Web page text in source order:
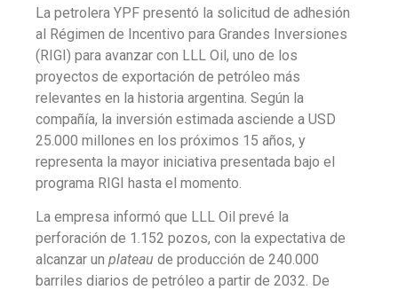
La petrolera YPF presentó la solicitud de adhesión
al Régimen de Incentivo para Grandes Inversiones
(RIGI) para avanzar con LLL Oil, uno de los
proyectos de exportación de petróleo más
relevantes en la historia argentina. Según la
compañía, la inversión estimada asciende a USD
25.000 millones en los próximos 15 años, y
representa la mayor iniciativa presentada bajo el
programa RIGI hasta el momento.
La empresa informó que LLL Oil prevé la
perforación de 1.152 pozos, con la expectativa de
alcanzar un plateau de producción de 240.000
barriles diarios de petróleo a partir de 2032. De